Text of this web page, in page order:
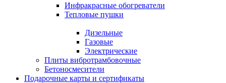
Инфракрасные обогреватели
Тепловые пушки
Дизельные
Газовые
Электрические
Плиты вибротрамбовочные
Бетоносмесители
Подарочные карты и сертификаты